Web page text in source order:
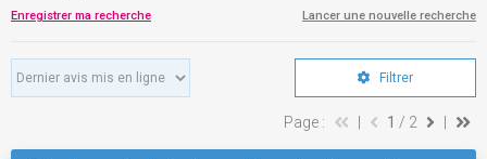
Enregistrer ma recherche Lancer une nouvelle recherche
Filtrer
Page : 1 / 2